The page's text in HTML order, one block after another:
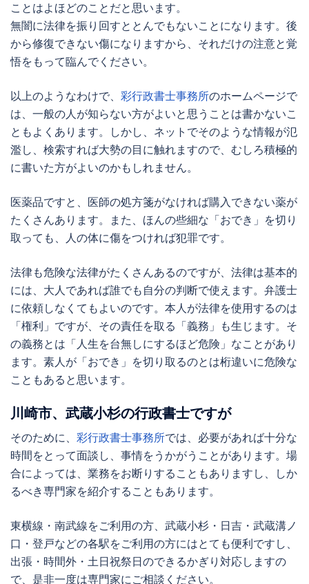
ことはよほどのことだと思います。
無闇に法律を振り回すととんでもないことになります。後
から修復できない傷になりますから、それだけの注意と覚
悟をもって臨んでください。
以上のようなわけで、 彩行政書士事務所のホームページで
は、一般の人が知らない方がよいと思うことは書かないこ
ともよくあります。しかし、ネットでそのような情報が氾
濫し、検索すれば大勢の目に触れますので、むしろ積極的
に書いた方がよいのかもしれません。
医薬品ですと、医師の処方箋がなければ購入できない薬が
たくさんあります。また、ほんの些細な「おでき」を切り
取っても、人の体に傷をつければ犯罪です。
法律も危険な法律がたくさんあるのですが、法律は基本的
には、大人であれば誰でも自分の判断で使えます。弁護士
に依頼しなくてもよいのです。本人が法律を使用するのは
「権利」ですが、その責任を取る「義務」も生じます。そ
の義務とは「人生を台無しにするほど危険」なことがあり
ます。素人が「おでき」を切り取るのとは桁違いに危険な
こともあると思います。
川崎市、武蔵小杉の行政書士ですが
そのために、 彩行政書士事務所では、必要があれば十分な
時間をとって面談し、事情をうかがうことがあります。場
合によっては、業務をお断りすることもありますし、しか
るべき専門家を紹介することもあります。
東横線・南武線をご利用の方、武蔵小杉・日吉・武蔵溝ノ
口・登戸などの各駅をご利用の方にはとても便利ですし、
出張・時間外・土日祝祭日のできるかぎり対応しますの
で、是非一度は専門家にご相談ください。